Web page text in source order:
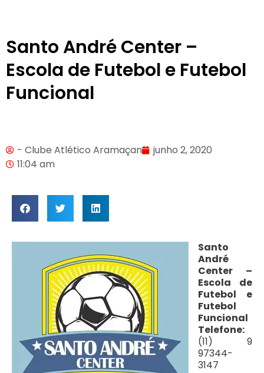
Santo André Center –
Escola de Futebol e Futebol
Funcional
- Clube Atlético Aramaçan
junho 2, 2020
11:04 am
Santo
André
Center –
Escola de
Futebol e
Futebol
Funcional
Telefone:
(11) 9
97344-
3147